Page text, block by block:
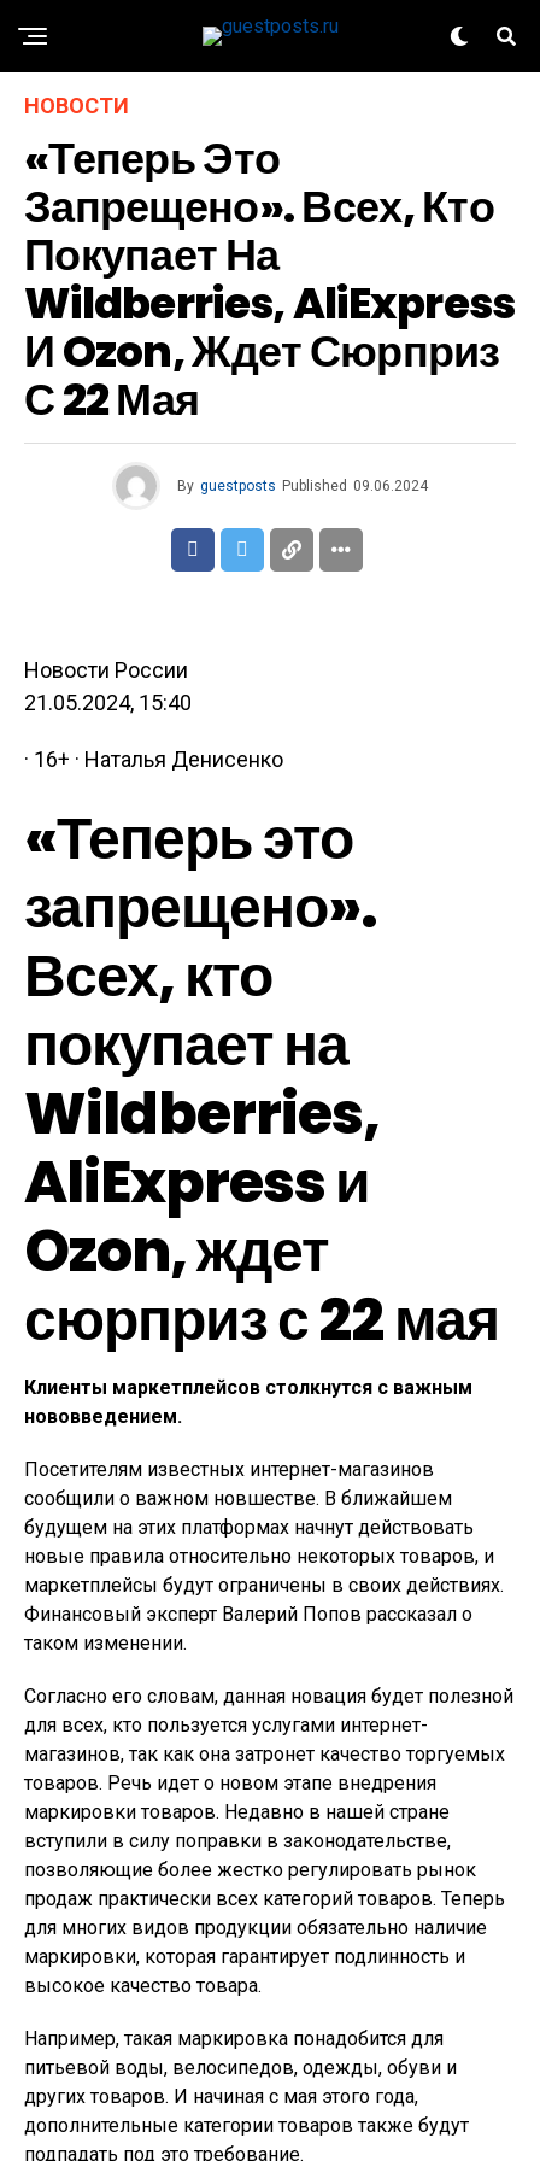
НОВОСТИ
«Теперь Это
Запрещено». Всех, Кто
Покупает На
Wildberries, AliExpress
И Ozon, Ждет Сюрприз
С 22 Мая
By guestposts Published 09.06.2024
Новости России
21.05.2024, 15:40
· 16+ · Наталья Денисенко
«Теперь это
запрещено».
Всех, кто
покупает на
Wildberries,
AliExpress и
Ozon, ждет
сюрприз с 22 мая
Клиенты маркетплейсов столкнутся с важным
нововведением.
Посетителям известных интернет-магазинов
сообщили о важном новшестве. В ближайшем
будущем на этих платформах начнут действовать
новые правила относительно некоторых товаров, и
маркетплейсы будут ограничены в своих действиях.
Финансовый эксперт Валерий Попов рассказал о
таком изменении.
Согласно его словам, данная новация будет полезной
для всех, кто пользуется услугами интернет-
магазинов, так как она затронет качество торгуемых
товаров. Речь идет о новом этапе внедрения
маркировки товаров. Недавно в нашей стране
вступили в силу поправки в законодательстве,
позволяющие более жестко регулировать рынок
продаж практически всех категорий товаров. Теперь
для многих видов продукции обязательно наличие
маркировки, которая гарантирует подлинность и
высокое качество товара.
Например, такая маркировка понадобится для
питьевой воды, велосипедов, одежды, обуви и
других товаров. И начиная с мая этого года,
дополнительные категории товаров также будут
подпадать под это требование.